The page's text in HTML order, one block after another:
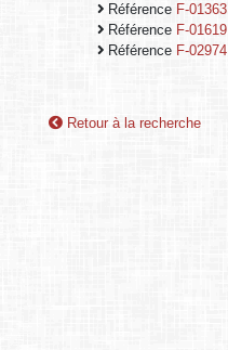
Référence F-01363
Référence F-01619
Référence F-02974
Retour à la recherche